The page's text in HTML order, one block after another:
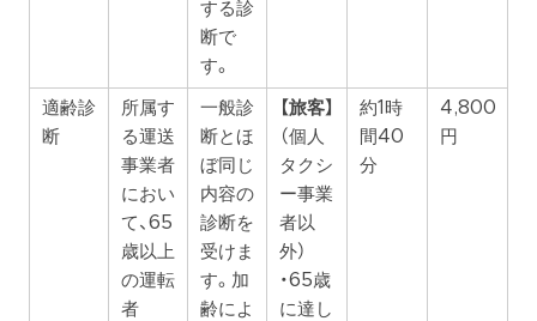
する診
断で
す。
適齢診
断
所属す
る運送
事業者
におい
て、65
歳以上
の運転
者
一般診
断とほ
ぼ同じ
内容の
診断を
受けま
す。加
齢によ
【旅客】
（個人
タクシ
ー事業
者以
外）
・65歳
に達し
約1時
間40
分
4,800
円